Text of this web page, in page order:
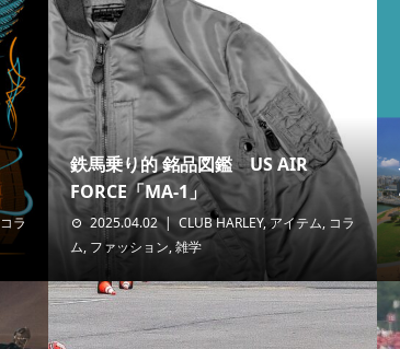
コラ
鉄馬乗り的 銘品図鑑 US AIR
FORCE「MA-1」
2025.04.02 CLUB HARLEY,アイテム, コラ
ム, ファッション,雑学